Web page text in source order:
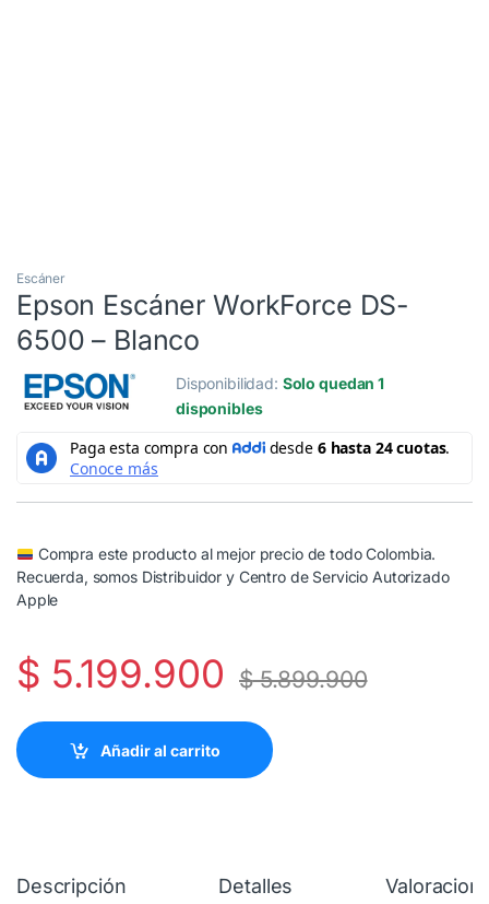
Escáner
Epson Escáner WorkForce DS-
6500 – Blanco
Disponibilidad: Solo quedan 1
disponibles
Compra este producto al mejor precio de todo Colombia.
Recuerda, somos Distribuidor y Centro de Servicio Autorizado
Apple
$ 5.199.900 $5.899.900
Añadir al carrito
Descripción Detalles